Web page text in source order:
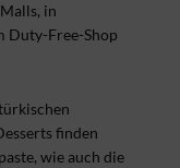
in
Duty-Free-Shop
finden
wie auch die